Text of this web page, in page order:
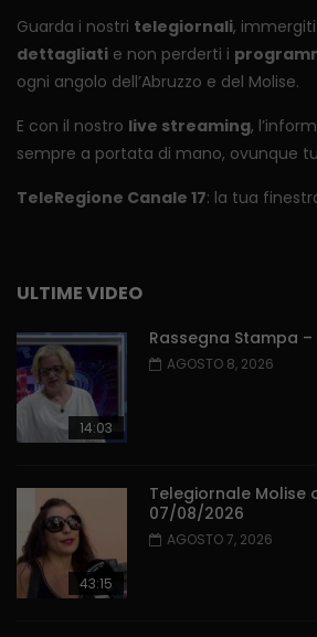
Guarda i nostri telegiornali,
dettagliati e non perderti i
ogni angolo dell’Abruzzo e del Molise.
E con il nostro live streaming,
sempre a portata di mano, ovunque
TeleRegione Canale 17: la tua
ULTIME VIDEO
14:03
Rassegna Stampa
AGOSTO 8, 2026
43:15
Telegiornale Molise
07/08/2026
AGOSTO 7, 2026